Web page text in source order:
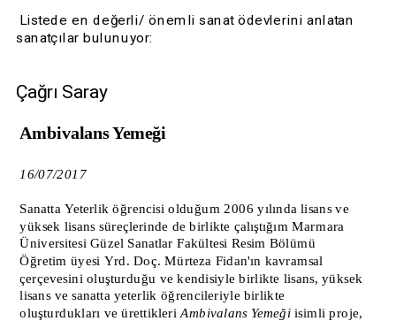
sanatçılar bulunuyor:
Çağrı Saray
Ambivalans Yemeği
16/07/2017
Sanatta Yeterlik öğrencisi olduğum 2006 yılında lisans ve
yüksek lisans süreçlerinde de birlikte çalıştığım Marmara
Üniversitesi Güzel Sanatlar Fakültesi Resim Bölümü
Öğretim üyesi Yrd. Doç. Mürteza Fidan'ın kavramsal
çerçevesini oluşturduğu ve kendisiyle birlikte lisans, yüksek
lisans ve sanatta yeterlik öğrencileriyle birlikte
oluşturdukları ve ürettikleri Ambivalans Yemeği isimli proje,